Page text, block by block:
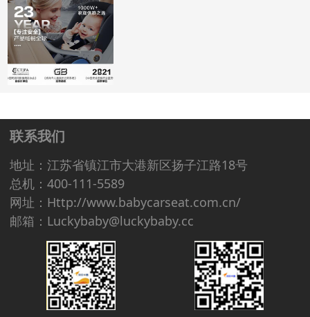
联系我们
地址：江苏省镇江市大港新区扬子江路18号
总机：400-111-5589
网址：Http://www.babycarseat.com.cn/
邮箱：Luckybaby@luckybaby.cc